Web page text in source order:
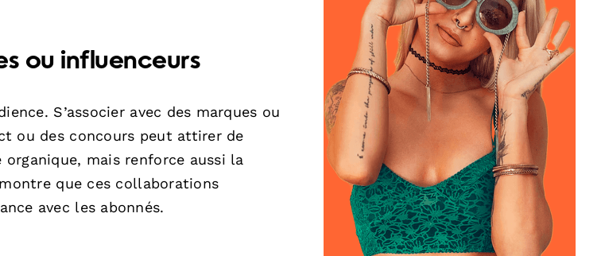
ou influenceurs
S’associer avec des marques ou
ou des concours peut attirer de
mais renforce aussi la
montre que ces collaborations
avec les abonnés.